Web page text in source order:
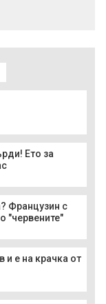
Ето за
Французин с
"червените"
и е на крачка от